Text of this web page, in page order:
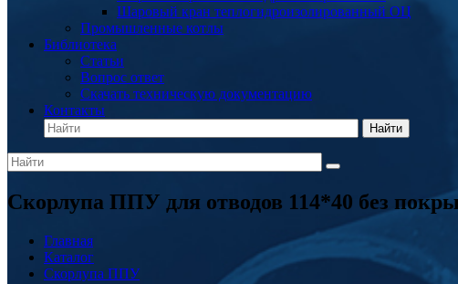
Шаровый кран теплогидроизолированный ОЦ
Промышленные котлы
Библиотека
Статьи
Вопрос ответ
Скачать техническую документацию
Контакты
Найти
Скорлупа ППУ для отводов 114*40 без
Главная
Каталог
Скорлупа ППУ